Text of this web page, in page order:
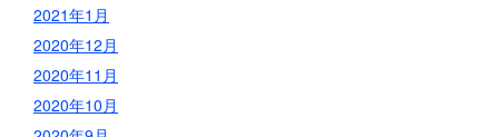
2021年1月
2020年12月
2020年11月
2020年10月